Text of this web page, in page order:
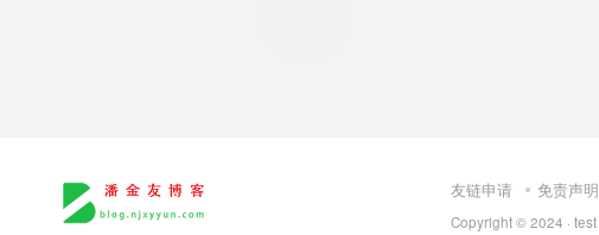
友链申请 免责声明
Copyright © 2024 · test